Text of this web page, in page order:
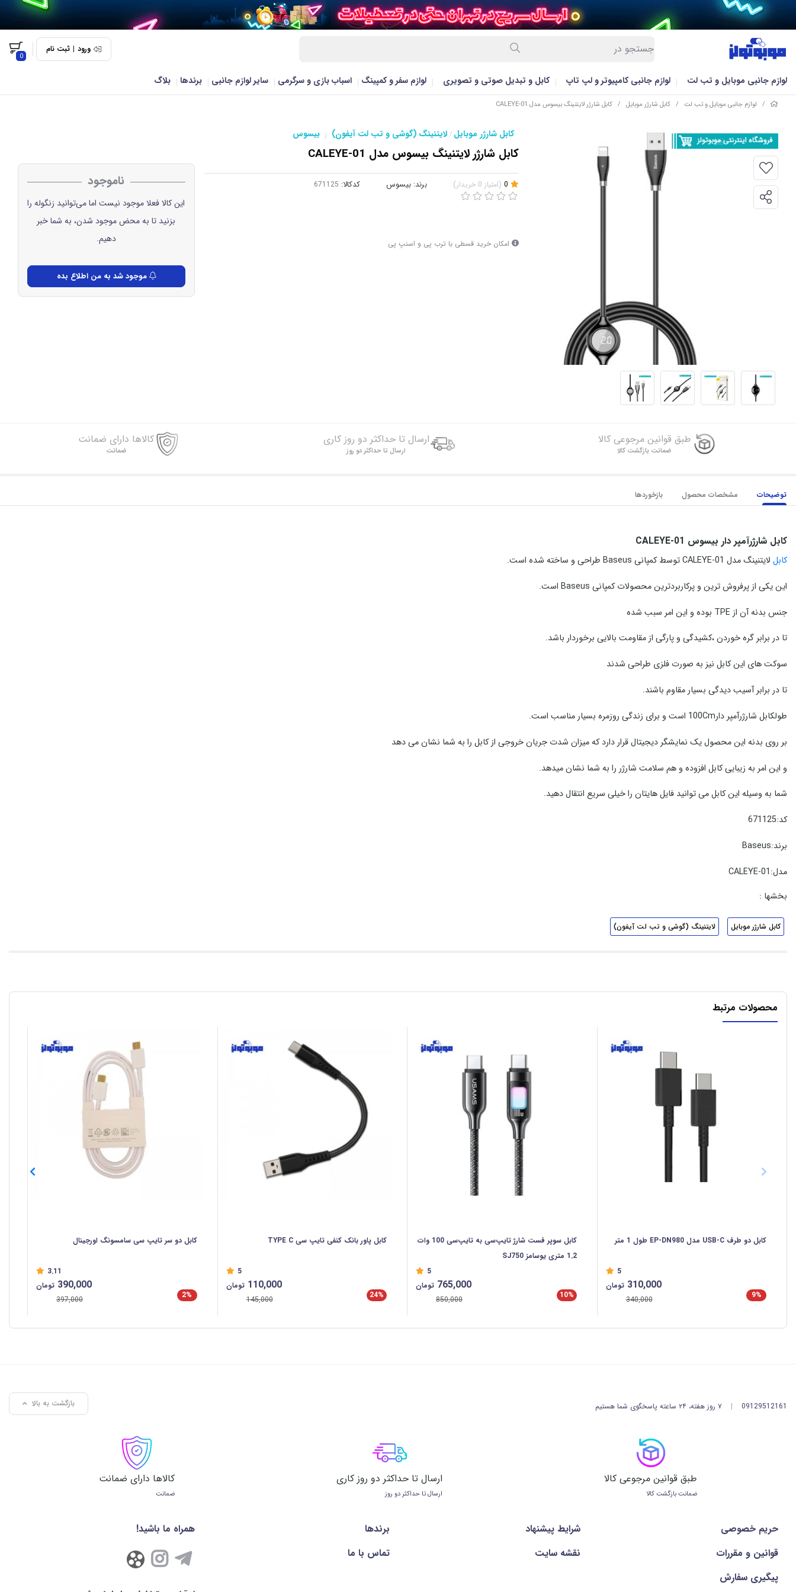
ورود | ثبت نام
0
لوازم جانبی موبایل و تب لت لوازم جانبی کامپیوتر و لپ تاپ کابل و تبدیل صوتی و تصویری لوازم سفر و کمپینگ اسباب بازی و سرگرمی سایر لوازم جانبی برندها بلاگ
/ لوازم جانبی موبایل و تب لت / کابل شارژر موبایل / کابل شارژر لایتنینگ بیسوس مدل CALEYE-01
کابل شارژر موبایل / لایتنینگ (گوشی و تب لت آیفون) / بیسوس
کابل شارژر لایتنینگ بیسوس مدل CALEYE-01
(امتیاز 0 خریدار) برند: بیسوس کدکالا:
امکان خرید قسطی با ترب پی و اسنپ پی
ناموجود
این کالا فعلا موجود نیست اما می‌توانید زنگوله را
بزنید تا به محض موجود شدن، به شما خبر
دهیم.
موجود شد به من اطلاع بده
طبق قوانین مرجوعی کالا
ضمانت بازگشت کالا
ارسال تا حداکثر دو روز کاری
ارسال تا حداکثر دو روز
کالاها دارای ضمانت
ضمانت
توضیحات مشخصات محصول بازخوردها
کابل شارژرآمپر دار بیسوس CALEYE-01
کابل لایتنینگ مدل CALEYE-01 توسط کمپانی Baseus طراحی و ساخته شده است.
این یکی از پرفروش ترین و پرکاربردترین محصولات کمپانی Baseus است.
جنس بدنه آن از TPE بوده و این امر سبب شده
تا در برابر گره خوردن ،کشیدگی و پارگی از مقاومت بالایی برخوردار باشد.
سوکت های این کابل نیز به صورت فلزی طراحی شدند
تا در برابر آسیب دیدگی بسیار مقاوم باشند.
طولکابل شارژرآمپر دار100Cm است و برای زندگی روزمره بسیار مناسب است.
بر روی بدنه این محصول یک نمایشگر دیجیتال قرار دارد که میزان شدت جریان خروجی از کابل را به شما نشان می دهد
و این امر به زیبایی کابل افزوده و هم سلامت شارژر را به شما نشان میدهد.
شما به وسیله این کابل می توانید فایل هایتان را خیلی سریع انتقال دهید.
کد:671125
برند:Baseus
مدل:CALEYE-01
بخشها :
کابل شارژر موبایل لایتنینگ (گوشی و تب لت آیفون)
محصولات مرتبط
کابل دو طرف USB-C مدل EP-DN980 طول 1 متر
5
9%
310,000 تومان
340,000
کابل سوپر فست شارژ تایپ‌سی به تایپ‌سی 100 وات
1.2 متری یوسامز SJ750
5
10%
765,000 تومان
850,000
کابل پاور بانک کنفی تایپ سی TYPE C
5
24%
110,000 تومان
145,000
کابل دو سر تایپ سی سامسونگ اورجینال
3.11
2%
390,000 تومان
397,000
09129512161
| ۷ روز هفته، ۲۴ ساعته پاسخگوی شما هستیم بازگشت به بالا
طبق قوانین مرجوعی کالا
ضمانت بازگشت کالا
ارسال تا حداکثر دو روز کاری
ارسال تا حداکثر دو روز
کالاها دارای ضمانت
ضمانت
حریم خصوصی شرايط پيشنهاد
برندها
قوانین و مقررات
نقشه سایت
تماس با ما
پیگیری سفارش
همراه ما باشید!